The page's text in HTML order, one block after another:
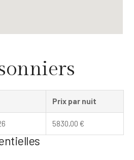
Prix par nuit
5830,00 €